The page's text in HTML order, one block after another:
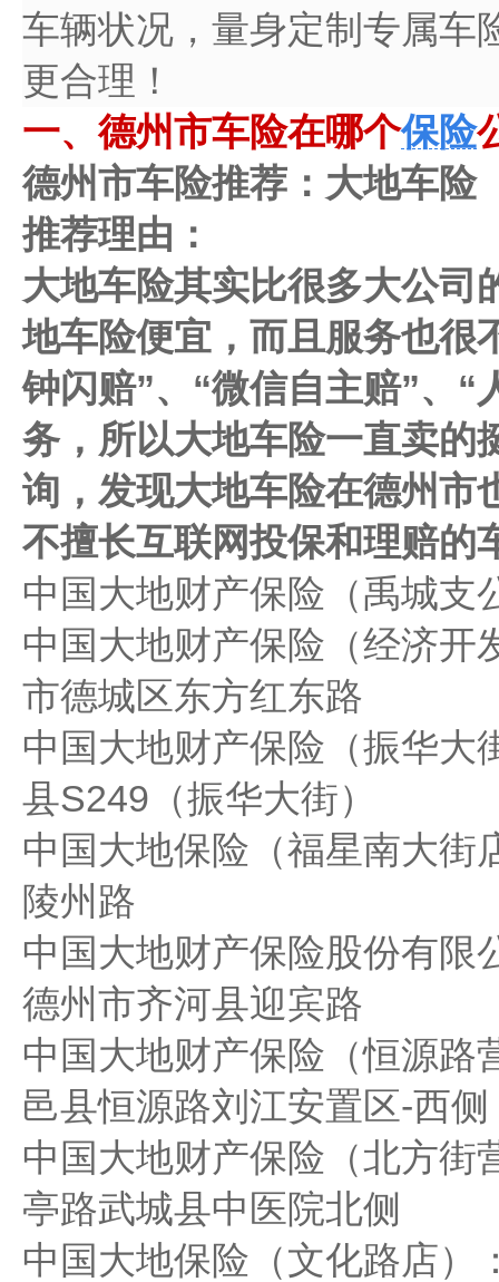
车辆状况，量身定制专属车
更合理！
一、德州市车险在哪个保险
德州市车险推荐：大地车险
推荐理由：
大地车险其实比很多大公司
地车险便宜，而且服务也很
钟闪赔”、“微信自主赔”、“
务，所以大地车险一直卖的
询，发现大地车险在德州市
不擅长互联网投保和理赔的
中国大地财产保险（禹城支
中国大地财产保险（经济开
市德城区东方红东路
中国大地财产保险（振华大
县S249（振华大街）
中国大地保险（福星南大街
陵州路
中国大地财产保险股份有限
德州市齐河县迎宾路
中国大地财产保险（恒源路
邑县恒源路刘江安置区-西侧
中国大地财产保险（北方街
亭路武城县中医院北侧
中国大地保险（文化路店）